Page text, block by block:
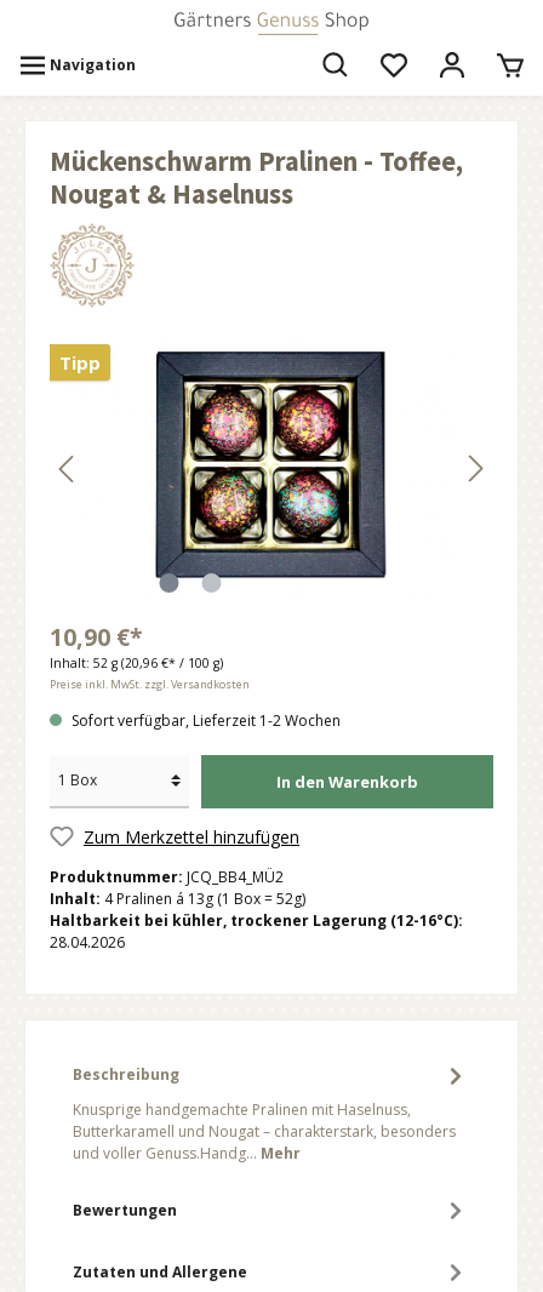
Navigation
Mückenschwarm Pralinen - Toffee,
Nougat & Haselnuss
Tipp
10,90 €*
Inhalt: 52 g (20,96 €* / 100 g)
Preise inkl. MwSt. zzgl. Versandkosten
Sofort verfügbar, Lieferzeit 1-2 Wochen
In den Warenkorb
Zum Merkzettel hinzufügen
Produktnummer: JCQ_BB4_MÜ2
Inhalt: 4 Pralinen á 13g (1 Box = 52g)
Haltbarkeit bei kühler, trockener Lagerung (12-16°C):
28.04.2026
Beschreibung
Knusprige handgemachte Pralinen mit Haselnuss,
Butterkaramell und Nougat – charakterstark, besonders
und voller Genuss.Handg… Mehr
Bewertungen
Zutaten und Allergene